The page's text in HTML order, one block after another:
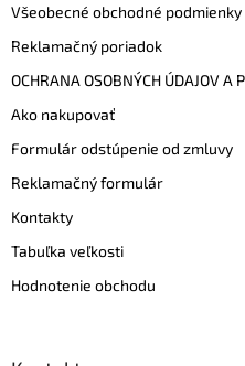
Všeobecné obchodné podmienky
Reklamačný poriadok
OCHRANA OSOBNÝCH ÚDAJOV A
Ako nakupovať
Formulár odstúpenie od zmluvy
Reklamačný formulár
Kontakty
Tabuľka veľkosti
Hodnotenie obchodu